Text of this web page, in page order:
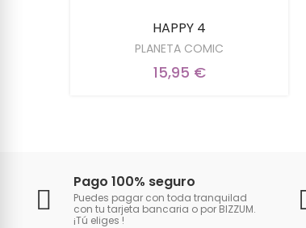
HAPPY 4
PLANETA COMIC
15,95 €
Pago 100% seguro
Puedes pagar con toda tranquilad
con tu tarjeta bancaria o por BIZZUM.
¡Tú eliges !